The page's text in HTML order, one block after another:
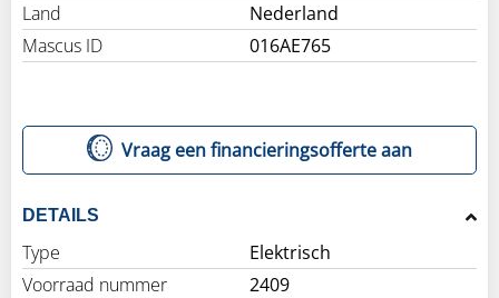
Land
Nederland
Mascus ID
016AE765
Vraag een financieringsofferte aan
DETAILS
Type
Elektrisch
Voorraad nummer
2409